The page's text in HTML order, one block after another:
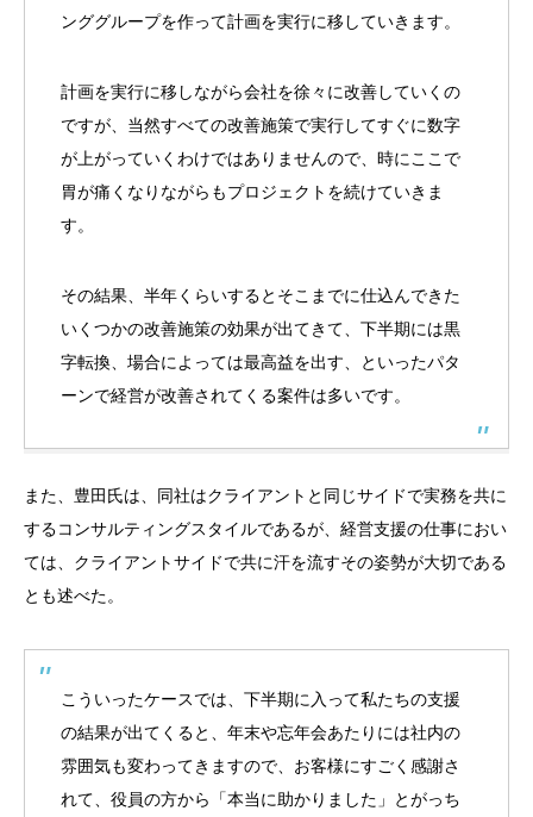
ンググループを作って計画を実行に移していきます。
計画を実行に移しながら会社を徐々に改善していくの
ですが、当然すべての改善施策で実行してすぐに数字
が上がっていくわけではありませんので、時にここで
胃が痛くなりながらもプロジェクトを続けていきま
す。
その結果、半年くらいするとそこまでに仕込んできた
いくつかの改善施策の効果が出てきて、下半期には黒
字転換、場合によっては最高益を出す、といったパタ
ーンで経営が改善されてくる案件は多いです。
また、豊田氏は、同社はクライアントと同じサイドで実務を共に
するコンサルティングスタイルであるが、経営支援の仕事におい
ては、クライアントサイドで共に汗を流すその姿勢が大切である
とも述べた。
こういったケースでは、下半期に入って私たちの支援
の結果が出てくると、年末や忘年会あたりには社内の
雰囲気も変わってきますので、お客様にすごく感謝さ
れて、役員の方から「本当に助かりました」とがっち